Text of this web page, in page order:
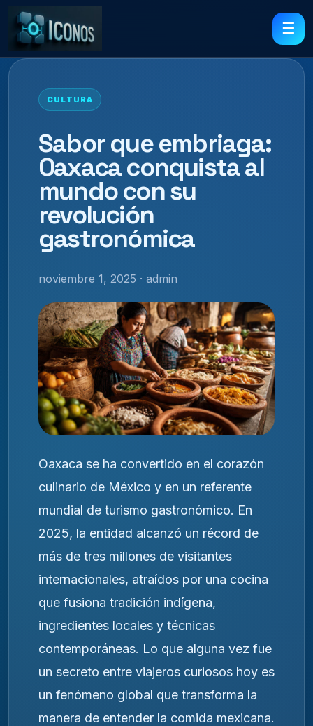
☰
CULTURA
Sabor que embriaga:
Oaxaca conquista al
mundo con su
revolución
gastronómica
noviembre 1, 2025 · admin
Oaxaca se ha convertido en el corazón
culinario de México y en un referente
mundial de turismo gastronómico. En
2025, la entidad alcanzó un récord de
más de tres millones de visitantes
internacionales, atraídos por una cocina
que fusiona tradición indígena,
ingredientes locales y técnicas
contemporáneas. Lo que alguna vez fue
un secreto entre viajeros curiosos hoy es
un fenómeno global que transforma la
manera de entender la comida mexicana.